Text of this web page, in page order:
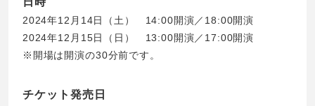
2024年12月14日（土） 14:00開演／18:00開演
2024年12月15日（日） 13:00開演／17:00開演
※開場は開演の30分前です。
チケット発売日